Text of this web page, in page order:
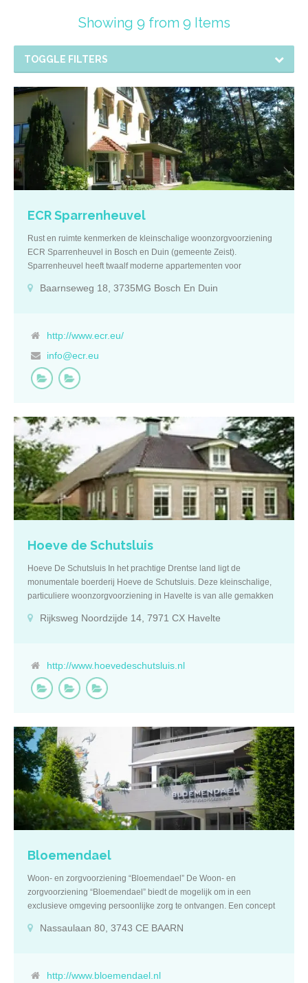
Showing 9 from 9 Items
TOGGLE FILTERS
ECR Sparrenheuvel
Rust en ruimte kenmerken de kleinschalige woonzorgvoorziening
ECR Sparrenheuvel in Bosch en Duin (gemeente Zeist).
Sparrenheuvel heeft twaalf moderne appartementen voor
verblijf. Indeling Een appartement heeft een zitkamer, een
personen. Groen De vrijstaande villa is omgeven door parkachtig
uitkomt op de schitterende tuin. Een groot gemeenschappelijk
terras grenst aan de gezellige huiskamer, waar bewoners
gezamenlijk kunnen eten. Er zijn ook verschillende leuke
Het is ook mogelijk voor roomservice te kiezen en de maaltijden in
het eigen appartement te gebruiken. In het nabijgelegen ECR De
Horst in Huis ter Heide kunt u heerlijk dineren in het restaurant.
Sauna Op afspraak zijn een kapper, pedicure en een
schoonheidsspecialiste aanwezig. Andere diensten zijn
beschikbaar via ECR De Horst, zoals een infrarood sauna,
lichttherapie en dagbehandeling- en verzorging. Kenmerken:
kleinschalig parkachtige omgeving faciliteiten van ECR De Horst
Baarnseweg 18, 3735MG Bosch En Duin
http://www.ecr.eu/
info@ecr.eu
Hoeve de Schutsluis
Hoeve De Schutsluis In het prachtige Drentse land ligt de
monumentale boerderij Hoeve de Schutsluis. Deze kleinschalige,
particuliere woonzorgvoorziening in Havelte is van alle gemakken
verbouwd om 24 uur per dag zorg op maat te leveren. Zij bieden u
(langdurend) verblijf als tijdelijk (kort) verblijf. Kenmerken De
comfortabele ruime kamers zijn voorzien van een aangepaste
badkamer met een douche, toilet en wastafel. Ook zijn de kamers
tijdelijke gasten die kort verblijven zijn de kamers door ons
gemeubileerd en voorzien van TV en telefoon. De gezamenlijke
huiskamer bevindt zich op de begane grond en heeft een prachtig
uitzicht op de grote tuin. Hier kunt u terecht voor een lekker kopje
koffie of thee. Verder is deze huiskamer voorzien van een fijne open
keuken voor het bereiden van maaltijden. Tevens is deze
huiskamer de locatie waar dagelijks verschillende dagactiviteiten
plaats vinden. Maar als het weer het toelaat kan op verzoek de
Rijksweg Noordzijde 14, 7971 CX Havelte
http://www.hoevedeschutsluis.nl
Bloemendael
Woon- en zorgvoorziening “Bloemendael” De Woon- en
zorgvoorziening “Bloemendael” biedt de mogelijk om in een
exclusieve omgeving persoonlijke zorg te ontvangen. Een concept
zorggarantie (kwaliteitszorg) en luxe wooncomfort. U vindt deze
dicht bij het gezellige centrum. Op korte afstand vindt u onder
Nassaulaan 80, 3743 CE BAARN
http://www.bloemendael.nl